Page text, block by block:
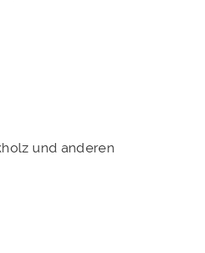
und anderen